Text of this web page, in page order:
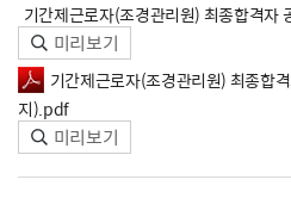
기간제근로자(조경관리원) 최종합격
미리보기
기간제근로자(조경관리원) 최종합
지).pdf
미리보기